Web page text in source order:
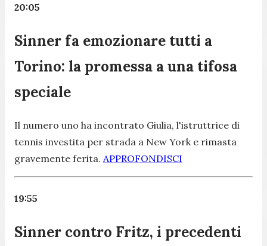
20:05
Sinner fa emozionare tutti a
Torino: la promessa a una tifosa
speciale
Il numero uno ha incontrato Giulia, l'istruttrice di
tennis investita per strada a New York e rimasta
gravemente ferita. APPROFONDISCI
19:55
Sinner contro Fritz, i precedenti